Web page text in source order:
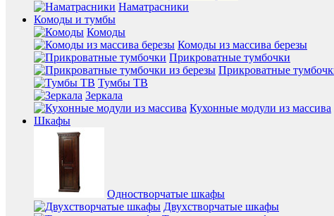
Наматрасники
Комоды и тумбы
Комоды
Комоды из массива березы
Прикроватные тумбочки
Прикроватные
Тумбы ТВ
Зеркала
Кухонные модули из массива
Шкафы
Одностворчатые шкафы
Двухстворчатые шкафы